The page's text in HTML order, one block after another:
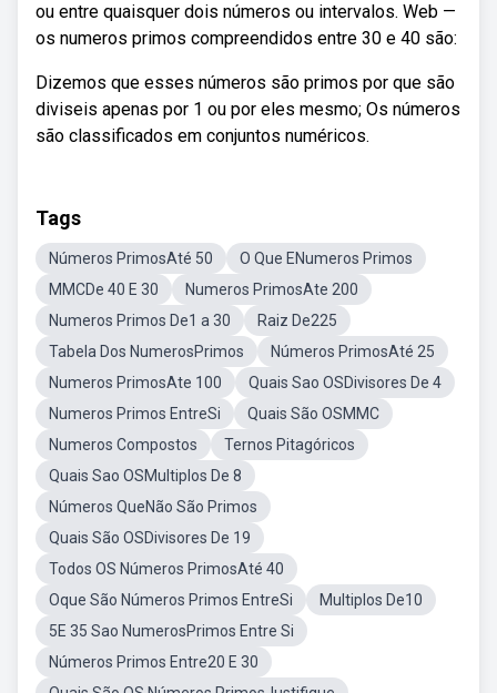
ou entre quaisquer dois números ou intervalos. Web —
os numeros primos compreendidos entre 30 e 40 são:
Dizemos que esses números são primos por que são
diviseis apenas por 1 ou por eles mesmo; Os números
são classificados em conjuntos numéricos.
Tags
Números PrimosAté 50
O Que ENumeros Primos
MMCDe 40 E 30
Numeros PrimosAte 200
Numeros Primos De1 a 30
Raiz De225
Tabela Dos NumerosPrimos
Números PrimosAté 25
Numeros PrimosAte 100
Quais Sao OSDivisores De 4
Numeros Primos EntreSi
Quais São OSMMC
Numeros Compostos
Ternos Pitagóricos
Quais Sao OSMultiplos De 8
Números QueNão São Primos
Quais São OSDivisores De 19
Todos OS Números PrimosAté 40
Oque São Números Primos EntreSi
Multiplos De10
5E 35 Sao NumerosPrimos Entre Si
Números Primos Entre20 E 30